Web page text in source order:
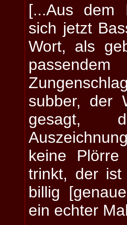
[...Aus dem
sich jetzt
Wort, als
subber, der
gesagt,
keine
trinkt, der
billig
ein echter